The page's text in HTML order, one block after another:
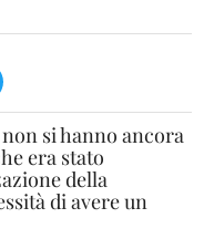
si hanno ancora
era stato
della
di avere un